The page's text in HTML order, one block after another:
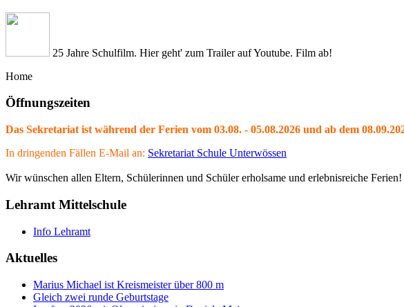
25 Jahre Schulfilm. Hier geht' zum Trailer auf Youtube. Film ab!
Home
Öffnungszeiten
Das Sekretariat ist während der Ferien vom 03.08. - 05.08.2026 und ab dem
In dringenden Fällen E-Mail an: Sekretariat Schule Unterwössen
Wir wünschen allen Eltern, Schülerinnen und Schüler erholsame und erlebnisreiche Ferien!
Lehramt Mittelschule
Info Lehramt
Aktuelles
Marius Michael ist Kreismeister über 800 m
Gleich zwei runde Geburtstage